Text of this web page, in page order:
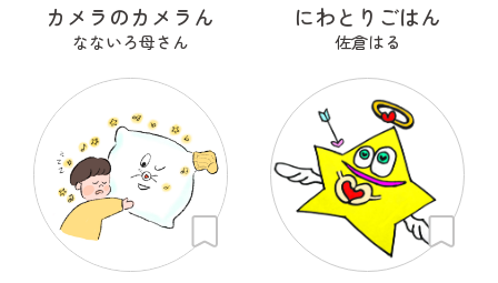
カメラのカメラん
なないろ母さん
にわとりごはん
佐倉はる